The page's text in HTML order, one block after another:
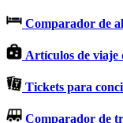
Comparador de
Artículos de viaje
Tickets para
Comparador de